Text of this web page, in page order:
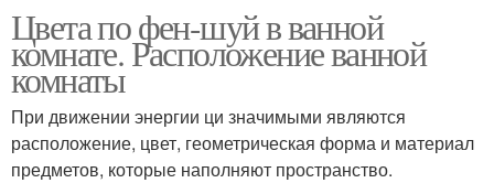
Цвета по фен-шуй в ванной
комнате. Расположение ванной
комнаты
При движении энергии ци значимыми являются
расположение, цвет, геометрическая форма и материал
предметов, которые наполняют пространство.